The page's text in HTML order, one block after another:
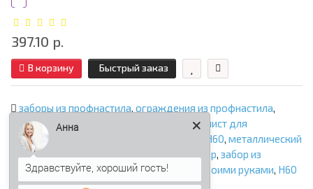
397.10 р.
В корзину Быстрый заказ
заборы из профнастила, ограждения из профнастила,
профнастил для забора
профлист для
ограждения
профлист Н60, металлический
забор
экономичный забор, забор из
профлиста,ограждение участка, забор своими руками, Н60
для забора
Анна